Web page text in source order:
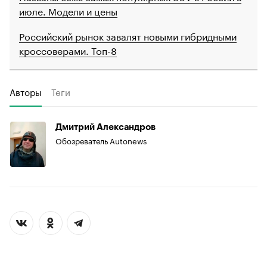
июле. Модели и цены
Российский рынок завалят новыми гибридными
кроссоверами. Топ-8
Авторы Теги
Дмитрий Александров
Обозреватель Autonews